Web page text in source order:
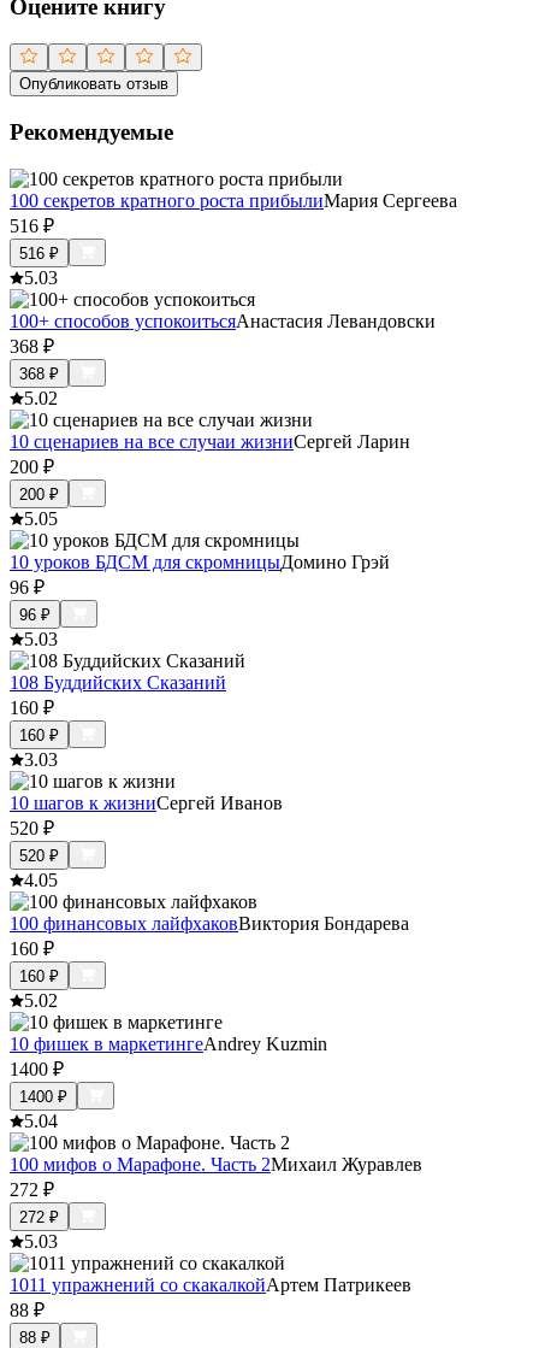
Оцените книгу
Опубликовать отзыв
Рекомендуемые
100 секретов кратного роста прибылиМария Сергеева
516 ₽
516 ₽
5.03
100+ способов успокоитьсяАнастасия Левандовски
368 ₽
368 ₽
5.02
10 сценариев на все случаи жизниСергей Ларин
200 ₽
200 ₽
5.05
10 уроков БДСМ для скромницыДомино Грэй
96 ₽
96 ₽
5.03
108 Буддийских Сказаний
160 ₽
160 ₽
3.03
10 шагов к жизниСергей Иванов
520 ₽
520 ₽
4.05
100 финансовых лайфхаковВиктория Бондарева
160 ₽
160 ₽
5.02
10 фишек в маркетингеAndrey Kuzmin
1400 ₽
1400 ₽
5.04
100 мифов о Марафоне. Часть 2Михаил Журавлев
272 ₽
272 ₽
5.03
1011 упражнений со скакалкойАртем Патрикеев
88 ₽
88 ₽